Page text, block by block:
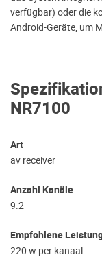
NR7100
Art
av receiver
Anzahl Kanäle
9.2
Empfohlene
220 w per kanaal
verfügbar) oder die
Android-Geräte, um